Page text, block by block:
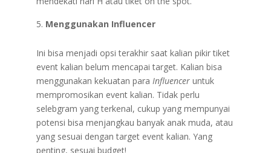
Menggunakan Influencer
Ini bisa menjadi opsi terakhir saat kalian pikir tiket
event kalian belum mencapai target. Kalian bisa
menggunakan kekuatan para Influencer untuk
mempromosikan event kalian. Tidak perlu
selebgram yang terkenal, cukup yang mempunyai
potensi bisa menjangkau banyak anak muda, atau
yang sesuai dengan target event kalian. Yang
penting, sesuai budget!